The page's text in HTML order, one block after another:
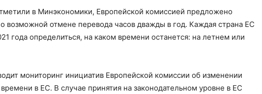
в Минэкономики, Европейской комиссией предложено
возможной отмене перевода часов дважды в год. Каждая страна ЕС
года определиться, на каком времени останется: на летнем или
мониторинг инициатив Европейской комиссии об изменении
в ЕС. В случае принятия на законодательном уровне в ЕС